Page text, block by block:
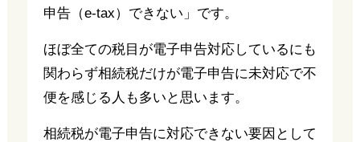
申告（e-tax）できない」です。
ほぼ全ての税目が電子申告対応しているにも
関わらず相続税だけが電子申告に未対応で不
便を感じる人も多いと思います。
相続税が電子申告に対応できない要因として